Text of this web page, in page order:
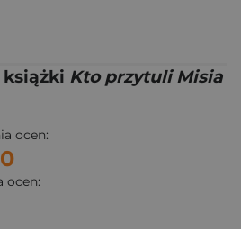
książki Kto przytuli Misia
ocen:
ocen: